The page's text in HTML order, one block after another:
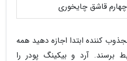
قاشق چایخوری
کننده ابتدا اجازه دهید همه
برسند. آرد و بیکینگ پودر را